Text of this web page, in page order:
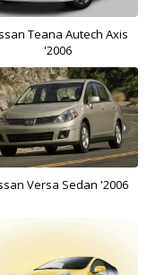
Teana Autech Axis
'2006
Versa Sedan '2006